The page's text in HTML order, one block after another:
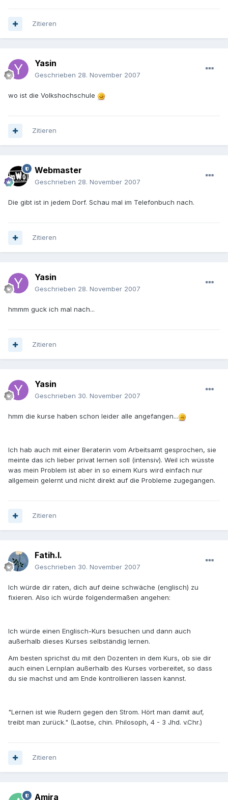
Zitieren
Yasin
Geschrieben 28. November 2007
wo ist die Volkshochschule
Zitieren
Webmaster
Geschrieben 28. November 2007
Die gibt ist in jedem Dorf. Schau mal im Telefonbuch nach.
Zitieren
Yasin
Geschrieben 28. November 2007
hmmm guck ich mal nach...
Zitieren
Yasin
Geschrieben 30. November 2007
hmm die kurse haben schon leider alle angefangen...
Ich hab auch mit einer Beraterin vom Arbeitsamt gesprochen, sie
meinte das ich lieber privat lernen soll (intensiv). Weil ich wüsste
was mein Problem ist aber in so einem Kurs wird einfach nur
allgemein gelernt und nicht direkt auf die Probleme zugegangen.
Zitieren
Fatih.I.
Geschrieben 30. November 2007
Ich würde dir raten, dich auf deine schwäche (englisch) zu
fixieren. Also ich würde folgendermaßen angehen:
Ich würde einen Englisch-Kurs besuchen und dann auch
außerhalb dieses Kurses selbständig lernen.
Am besten sprichst du mit den Dozenten in dem Kurs, ob sie dir
auch einen Lernplan außerhalb des Kurses vorbereitet, so dass
du sie machst und am Ende kontrollieren lassen kannst.
"Lernen ist wie Rudern gegen den Strom. Hört man damit auf,
treibt man zurück." (Laotse, chin. Philosoph, 4 - 3 Jhd. v.Chr.)
Zitieren
Amira